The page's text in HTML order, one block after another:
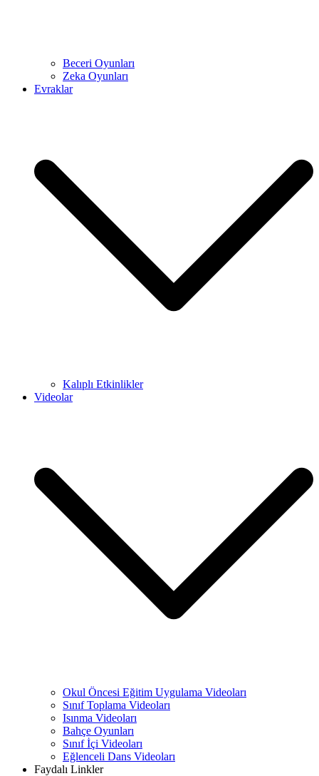
Beceri Oyunları
Zeka Oyunları
Evraklar
Kalıplı Etkinlikler
Videolar
Okul Öncesi Eğitim Uygulama Videoları
Sınıf Toplama Videoları
Isınma Videoları
Bahçe Oyunları
Sınıf İçi Videoları
Eğlenceli Dans Videoları
Faydalı Linkler